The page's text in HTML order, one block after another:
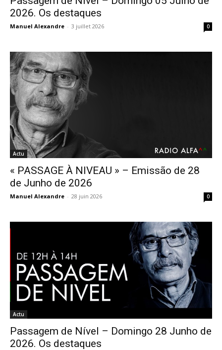
2026. Os destaques
Manuel Alexandre - 3 juillet 2026 0
Actu
« PASSAGE À NIVEAU » – Emissão de 28
de Junho de 2026
Manuel Alexandre - 28 juin 2026 0
Actu
Passagem de Nível – Domingo 28 Junho de
2026. Os destaques